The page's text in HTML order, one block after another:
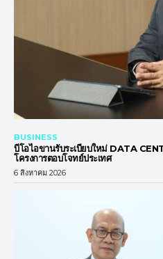
BUSINESS
บีโอไอขานรับระเบียบใหม่ DATA
โครงการตอบโจทย์ประเทศ
6 สิงหาคม 2026